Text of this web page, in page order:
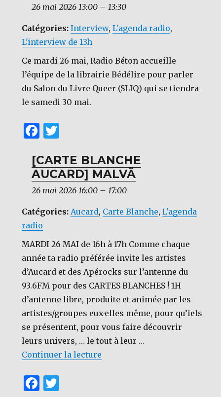
26 mai 2026 13:00– 13:30
Catégories: Interview,L'agenda radio,
L'interview de 13h
Ce mardi 26 mai, Radio Béton accueille
l’équipe de la librairie Bédélire pour parler
du Salon du Livre Queer (SLIQ) qui se tiendra
le samedi 30 mai.
F
c
e
b
o
o
k
it
te
r
[CARTE BLANCHE
AUCARD] MALVÄ
26 mai 2026 16:00– 17:00
Catégories: Aucard, Carte Blanche,L'agenda
radio
MARDI 26 MAI de 16h à 17h Comme chaque
année ta radio préférée invite les artistes
d’Aucard et des Apérocks sur l’antenne du
93.6FM pour des CARTES BLANCHES ! 1H
d’antenne libre, produite et animée par les
artistes/groupes eux·elles même, pour qu’iels
se présentent, pour vous faire découvrir
leurs univers, … le tout à leur …
Continuer la lecture
F